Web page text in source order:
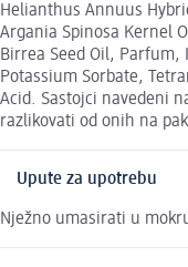
Helianthus Annuus
Argania Spinosa Kernel
Birrea Seed Oil, Parfum,
Potassium Sorbate,
Acid. Sastojci navedeni
razlikovati od onih na
Upute za upotrebu
Nježno umasirati u